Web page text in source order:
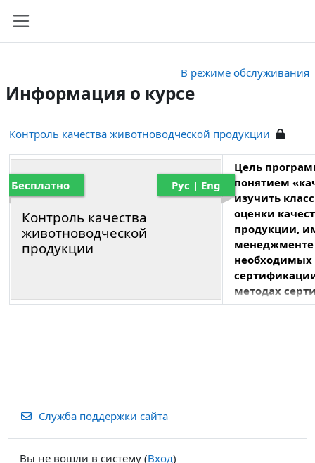
В режиме обслуживания
Информация о курсе
Контроль качества животноводческой продукции
Контроль качества
животноводческой
продукции
Бесплатно Рус | Eng
Цель
понятием
изучить
оценки
продукции,
менеджменте
необходимых
методах
Служба поддержки сайта
Вы не вошли в систему (Вход)